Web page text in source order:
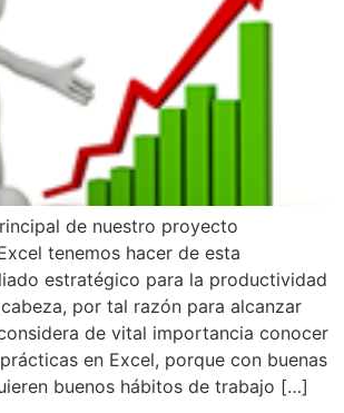
de nuestro proyecto
tenemos hacer de esta
estratégico para la productividad
por tal razón para alcanzar
de vital importancia conocer
en Excel, porque con buenas
buenos hábitos de trabajo […]